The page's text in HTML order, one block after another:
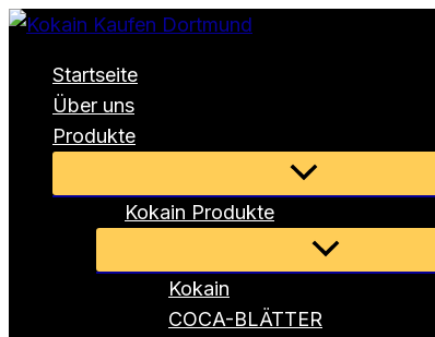
Zum
springen
Startseite
Über uns
Produkte
Menü
umschalten
Kokain Produkte
Menü
umschalten
Kokain
COCA-BLÄTTER